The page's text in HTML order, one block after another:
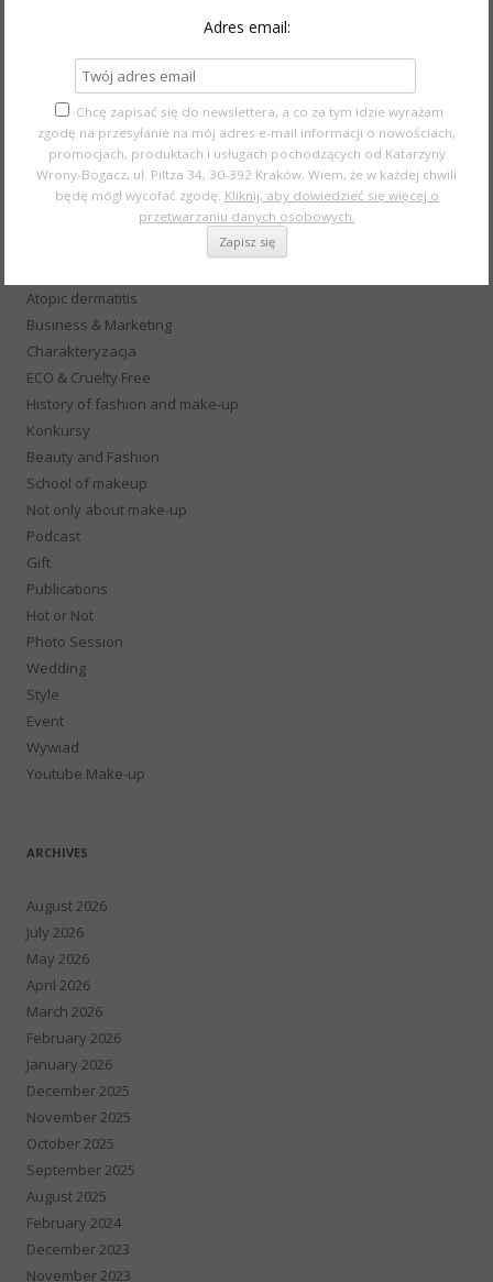
Search
Atopic dermatitis
Business & Marketing
Charakteryzacja
ECO & Cruelty Free
History of fashion and make-up
Konkursy
Beauty and Fashion
School of makeup
Not only about make-up
Podcast
Gift
Publications
Hot or Not
Photo Session
Wedding
Style
Event
Wywiad
Youtube Make-up
ARCHIVES
August 2026
July 2026
May 2026
April 2026
March 2026
February 2026
January 2026
December 2025
November 2025
October 2025
September 2025
August 2025
February 2024
December 2023
November 2023
Adres email:
Chcę zapisać się do newslettera, a co za tym idzie wyrażam
zgodę na przesyłanie na mój adres e-mail informacji o nowościach,
promocjach, produktach i usługach pochodzących od Katarzyny
Wrony-Bogacz, ul. Piltza 34, 30-392 Kraków. Wiem, że w każdej chwili
będę mógł wycofać zgodę. Kliknij, aby dowiedzieć się więcej o
przetwarzaniu danych osobowych.